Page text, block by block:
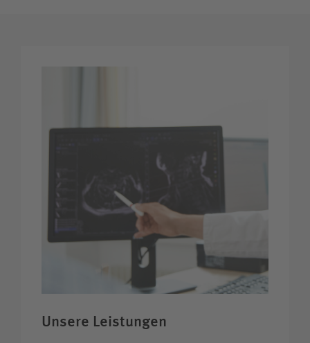
Unsere Leistungen